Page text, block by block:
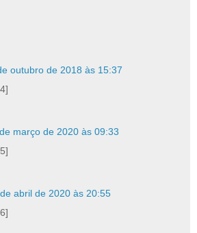
outubro de 2018 às 15:37
março de 2020 às 09:33
abril de 2020 às 20:55